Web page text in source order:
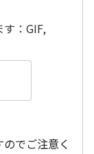
：GIF,
でご注意く